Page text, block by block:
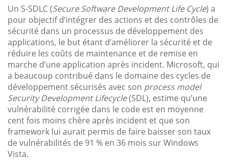
Un S-SDLC (Secure Software Development Life Cycle) a
pour objectif d’intégrer des actions et des contrôles de
sécurité dans un processus de développement des
applications, le but étant d’améliorer la sécurité et de
réduire les coûts de maintenance et de remise en
marche d’une application après incident. Microsoft, qui
a beaucoup contribué dans le domaine des cycles de
développement sécurisés avec son process model
Security Development Lifecycle(SDL), estime qu’une
vulnérabilité corrigée dans le code est en moyenne
cent fois moins chère après incident et que son
framework lui aurait permis de faire baisser son taux
de vulnérabilités de 91 % en 36 mois sur Windows
Vista.